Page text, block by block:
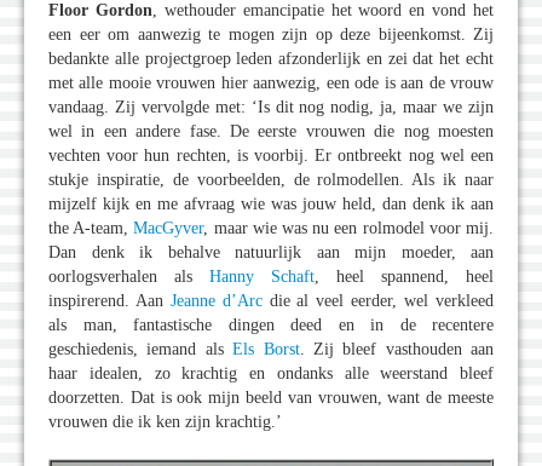
Floor Gordon, wethouder emancipatie het woord en vond het
een eer om aanwezig te mogen zijn op deze bijeenkomst. Zij
bedankte alle projectgroep leden afzonderlijk en zei dat het echt
met alle mooie vrouwen hier aanwezig, een ode is aan de vrouw
vandaag. Zij vervolgde met: ‘Is dit nog nodig, ja, maar we zijn
wel in een andere fase. De eerste vrouwen die nog moesten
vechten voor hun rechten, is voorbij. Er ontbreekt nog wel een
stukje inspiratie, de voorbeelden, de rolmodellen. Als ik naar
mijzelf kijk en me afvraag wie was jouw held, dan denk ik aan
the A-team,MacGyver, maar wie was nu een rolmodel voor mij.
Dan denk ik behalve natuurlijk aan mijn moeder, aan
oorlogsverhalen als Hanny Schaft, heel spannend, heel
inspirerend. Aan Jeanne d’Arcdie al veel eerder, wel verkleed
als man, fantastische dingen deed en in de recentere
geschiedenis, iemand alsEls Borst. Zij bleef vasthouden aan
haar idealen, zo krachtig en ondanks alle weerstand bleef
doorzetten. Dat is ook mijn beeld van vrouwen, want de meeste
vrouwen die ik ken zijn krachtig.’